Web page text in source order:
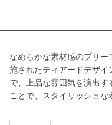
なめらかな素材感のプリ
施されたティアードデザイ
で、上品な雰囲気を演出
ことで、スタイリッシュな